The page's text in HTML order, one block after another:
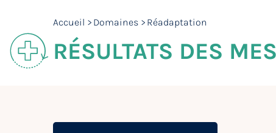
Accueil Domaines Réadaptation
RÉSULTATS DES